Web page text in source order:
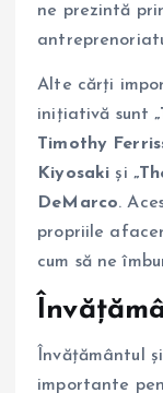
ne prezintă
Alte cărți
inițiativă sunt
Timothy
Kiyosaki și
DeMarco.
propriile
cum să ne
Învățământul
importante